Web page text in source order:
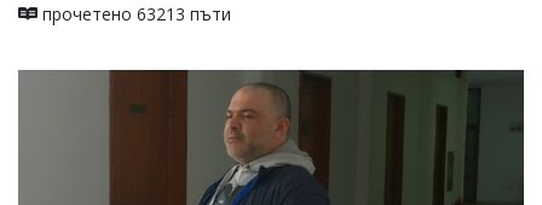
прочетено 63213 пъти